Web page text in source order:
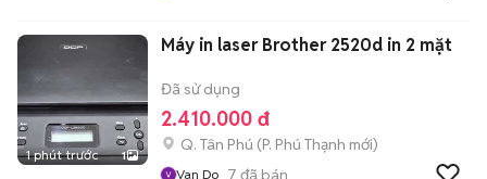
1 phút trước 1
Máy in laser Brother 2520d in 2 mặt
Đã sử dụng
2.410.000 đ
Q. Tân Phú (P. Phú Thạnh mới)
Van Do 7 đã bán